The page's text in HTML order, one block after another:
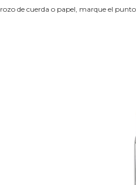
de cuerda o papel, marque el